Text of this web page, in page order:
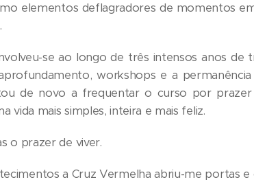
elementos deflagradores de momentos
se ao longo de três intensos anos de
workshops e a
de novo a frequentar o curso por
vida mais simples, inteira e mais feliz.
o prazer de viver.
a Cruz Vermelha abriu-me portas